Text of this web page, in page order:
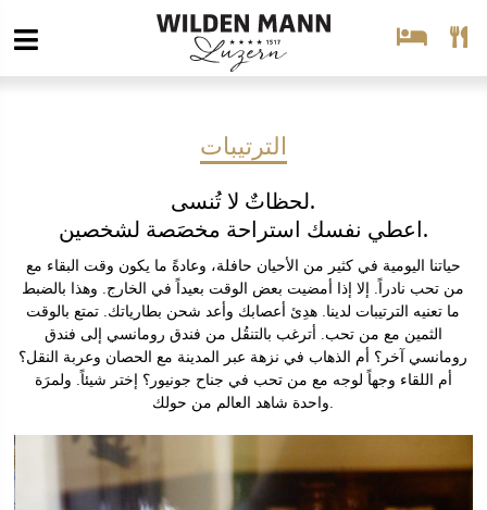
الترتيبات
لحظاتٌ لا تُنسى.
اعطي نفسك استراحة مخصَصة لشخصين.
حياتنا اليومية في كثير من الأحيان حافلة، وعادةً ما يكون وقت البقاء مع
من تحب نادراً. إلا إذا أمضيت بعض الوقت بعيداً في الخارج. وهذا بالضبط
ما تعنيه الترتيبات لدينا. هدِئ أعصابك وأعد شحن بطارياتك. تمتع بالوقت
الثمين مع من تحب. أترغب بالتنقُل من فندق رومانسي إلى فندق
رومانسي آخر؟ أم الذهاب في نزهة عبر المدينة مع الحصان وعربة النقل؟
أم اللقاء وجهاً لوجه مع من تحب في جناح جونيور؟ إختر شيئاً. ولمرَة
واحدة شاهد العالم من حولك.